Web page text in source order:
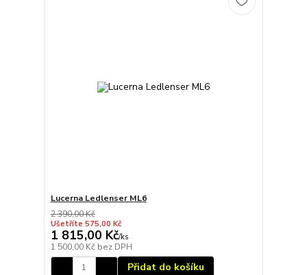
Lucerna Ledlenser ML6
2 390,00 Kč
Ušetříte 575,00 Kč
1 815,00 Kč/ks
1 500,00 Kč bez DPH
Přidat do košíku